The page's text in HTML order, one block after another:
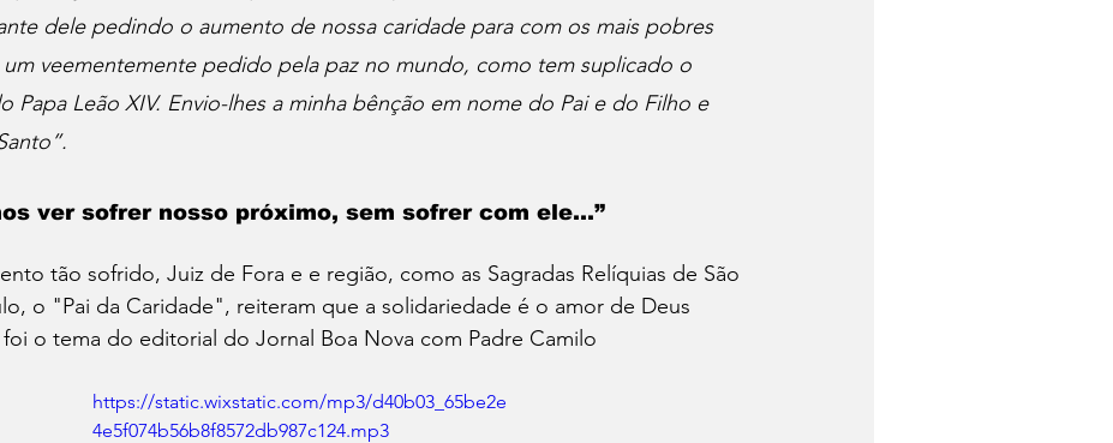
dele pedindo o aumento de nossa caridade para com os mais pobres
um veementemente pedido pela paz no mundo, como tem suplicado o
Papa Leão XIV. Envio-lhes a minha bênção em nome do Pai e do Filho e
ver sofrer nosso próximo, sem sofrer com ele…”
tão sofrido, Juiz de Fora e e região, como as Sagradas Relíquias de São
o "Pai da Caridade", reiteram que a solidariedade é o amor de Deus
o tema do editorial do Jornal Boa Nova com Padre Camilo
https://static.wixstatic.com/mp3/d40b03_65be2e
4e5f074b56b8f8572db987c124.mp3